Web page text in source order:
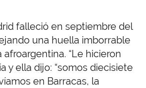
falleció en septiembre del
una huella imborrable
“Le hicieron
y ella dijo: “somos diecisiete
en Barracas, la